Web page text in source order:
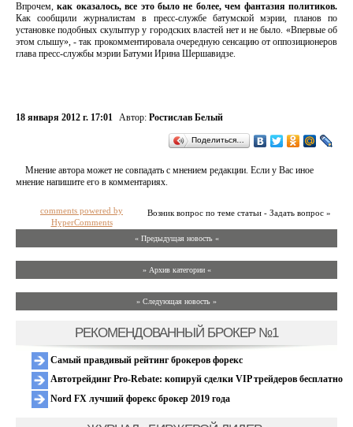
Впрочем,как оказалось, все это было не более, чем фантазия политиков.
Как сообщили журналистам в пресс-службе батумской мэрии, планов по
установке подобных скульптур у городских властей нет и не было. «Впервые об
этом слышу», - так прокомментировала очередную сенсацию от оппозиционеров
глава пресс-службы мэрии Батуми Ирина Шершавидзе.
18 января 2012 г. 17:01 Автор: Ростислав Белый
Поделиться…
Мнение автора может не совпадать с мнением редакции. Если у Вас иное
мнение напишите его в комментариях.
Возник вопрос по теме статьи - Задать вопрос »
comments powered by
HyperComments
« Предыдущая новость «
» Архив категории «
» Следующая новость »
РЕКОМЕНДОВАННЫЙ БРОКЕР №1
Самый правдивый рейтинг брокеров форекс
Автотрейдинг Pro-Rebate: копируй сделки VIP трейдеров бесплатно
Nord FX лучший форекс брокер 2019 года